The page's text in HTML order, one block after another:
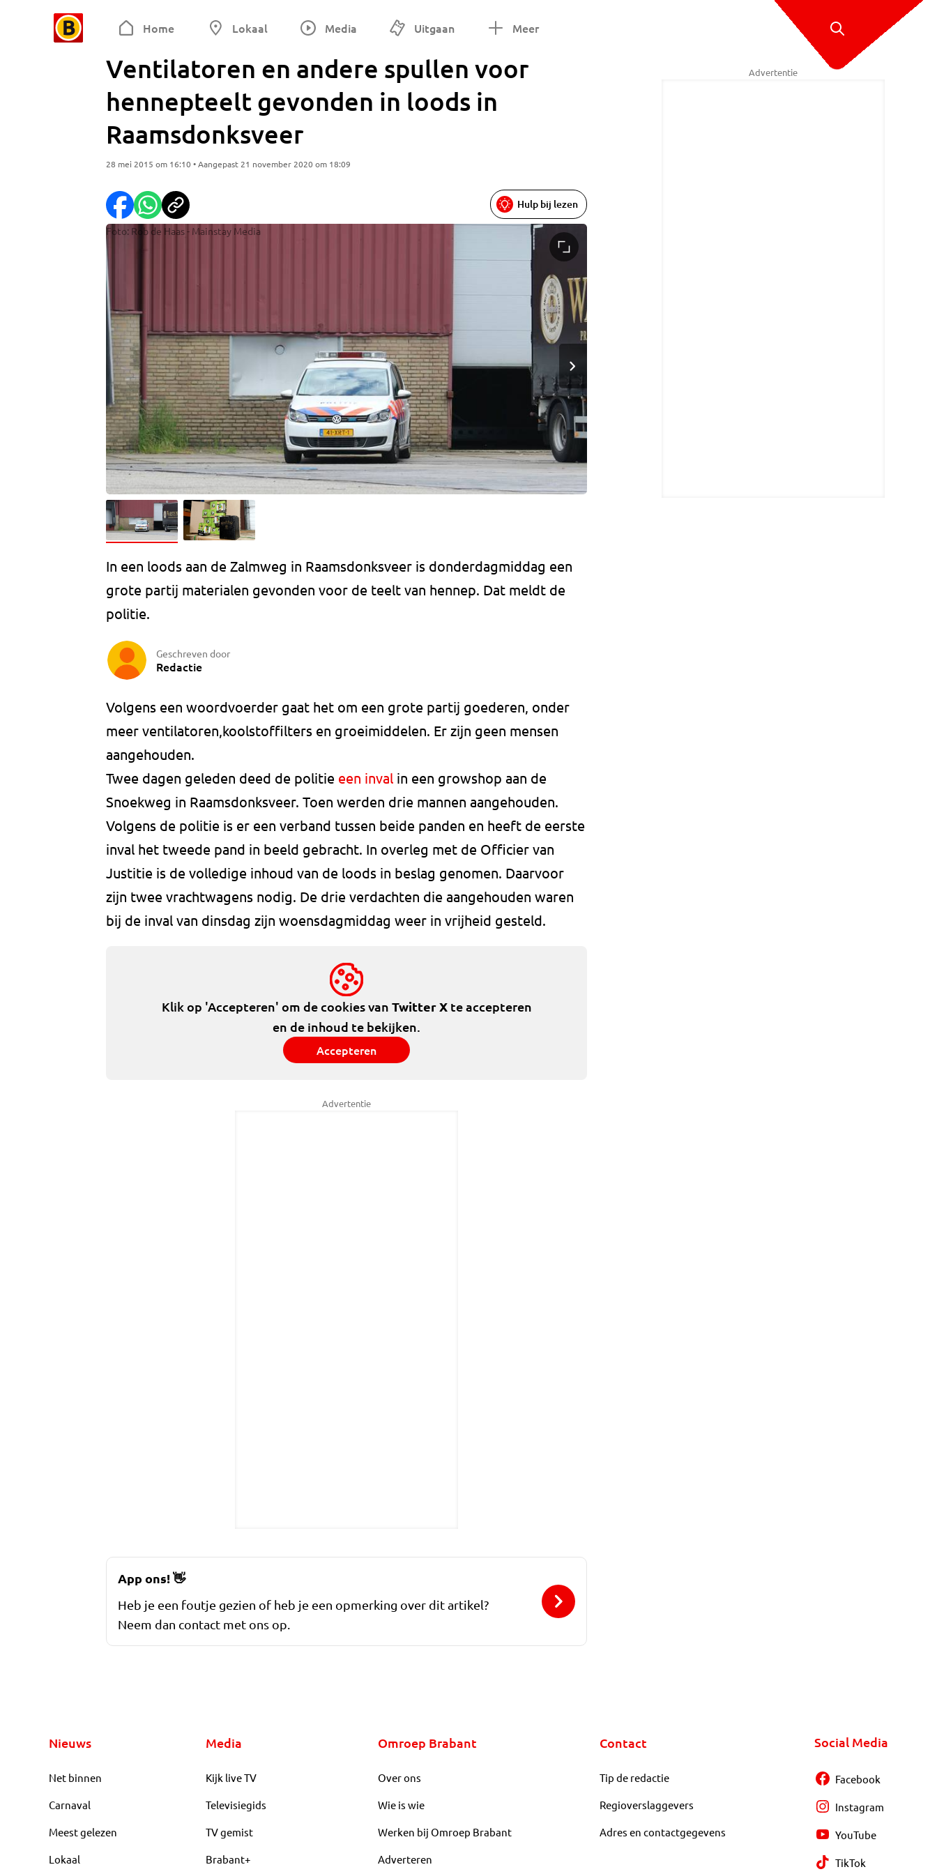
Home Lokaal Media Uitgaan Meer
Ventilatoren en andere spullen voor
hennepteelt gevonden in loods in
Raamsdonksveer
28 mei 2015 om 16:10 • Aangepast 21 november 2020 om 18:09
Foto: Rob de Haas - Mainstay Media
Hulp bij lezen
In een loods aan de Zalmweg in Raamsdonksveer is donderdagmiddag een
grote partij materialen gevonden voor de teelt van hennep. Dat meldt de
politie.
Geschreven door
Redactie
Volgens een woordvoerder gaat het om een grote partij goederen, onder
meer ventilatoren,koolstoffilters en groeimiddelen. Er zijn geen mensen
aangehouden.
Twee dagen geleden deed de politie een inval in een growshop aan de
Snoekweg in Raamsdonksveer. Toen werden drie mannen aangehouden.
Volgens de politie is er een verband tussen beide panden en heeft de eerste
inval het tweede pand in beeld gebracht. In overleg met de Officier van
Justitie is de volledige inhoud van de loods in beslag genomen. Daarvoor
zijn twee vrachtwagens nodig. De drie verdachten die aangehouden waren
bij de inval van dinsdag zijn woensdagmiddag weer in vrijheid gesteld.
Klik op 'Accepteren' om de cookies van Twitter Xte accepteren
en de inhoud te bekijken.
Accepteren
Advertentie
Advertentie
App ons!👋
Heb je een foutje gezien of heb je een opmerking over dit artikel?
Neem dan contact met ons op.
Nieuws
Net binnen
Carnaval
Meest gelezen
Lokaal
Media
Kijk live TV
Televisiegids
TV gemist
Brabant+
Omroep Brabant
Over ons
Wie is wie
Werken bij Omroep Brabant
Adverteren
Contact
Tip de redactie
Regioverslaggevers
Adres en contactgegevens
Social Media
Facebook
Instagram
YouTube
TikTok